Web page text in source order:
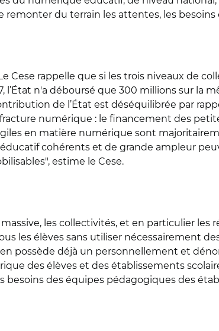
remonter du terrain les attentes, les
Cese rappelle que si les trois niveaux de
l’État n'a déboursé que 300 millions sur la
de l’État est déséquilibrée par
numérique : le financement des
en matière numérique sont
cohérents et de grande ampleur
estime le Cese.
les collectivités, et en particulier les
les élèves sans utiliser nécessairement
possède déjà un personnellement et
des élèves et des établissements
des équipes pédagogiques des